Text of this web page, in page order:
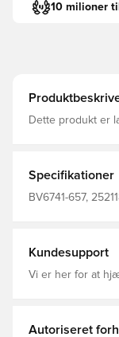
10 milioner
Dette produkt er
på ryggen tilføjer
Specifikationer
BV6741-657,
Kundesupport
Vi er her for at
Autoriseret